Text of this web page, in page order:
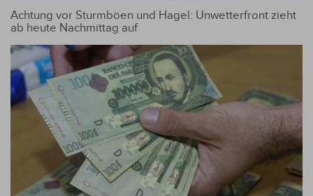
Achtung vor Sturmböen und Hagel: Unwetterfront zieht
ab heute Nachmittag auf